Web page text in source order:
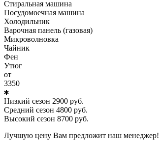
Стиральная машина
Посудомоечная машина
Холодильник
Варочная панель (газовая)
Микроволновка
Чайник
Фен
Утюг
от
3350
Низкий сезон 2900 руб.
Средний сезон 4800 руб.
Высокий сезон 8700 руб.
Лучшую цену Вам предложит наш менеджер!